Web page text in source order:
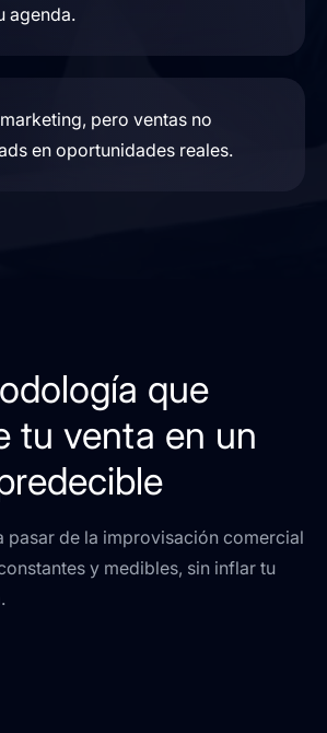
agenda.
pero ventas no
en oportunidades reales.
que
tu venta en un
pasar de la improvisación comercial
y medibles, sin inflar tu